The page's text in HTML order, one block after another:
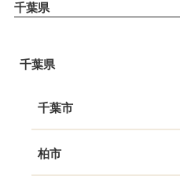
千葉県
千葉県
千葉市
柏市